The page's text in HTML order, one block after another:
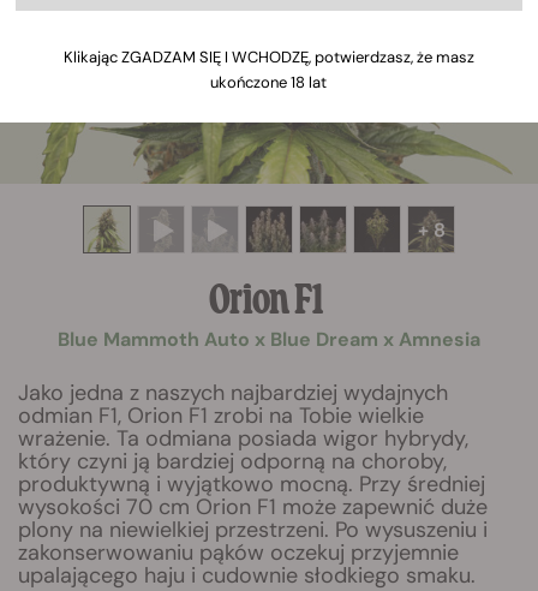
+ 8
Orion F1
Blue Mammoth Auto x Blue Dream x Amnesia
Jako jedna z naszych najbardziej wydajnych
odmian F1, Orion F1 zrobi na Tobie wielkie
wrażenie. Ta odmiana posiada wigor hybrydy,
który czyni ją bardziej odporną na choroby,
produktywną i wyjątkowo mocną. Przy średniej
wysokości 70 cm Orion F1 może zapewnić duże
plony na niewielkiej przestrzeni. Po wysuszeniu i
zakonserwowaniu pąków oczekuj przyjemnie
upalającego haju i cudownie słodkiego smaku.
Klikając ZGADZAM SIĘ I WCHODZĘ, potwierdzasz, że masz
ukończone 18 lat